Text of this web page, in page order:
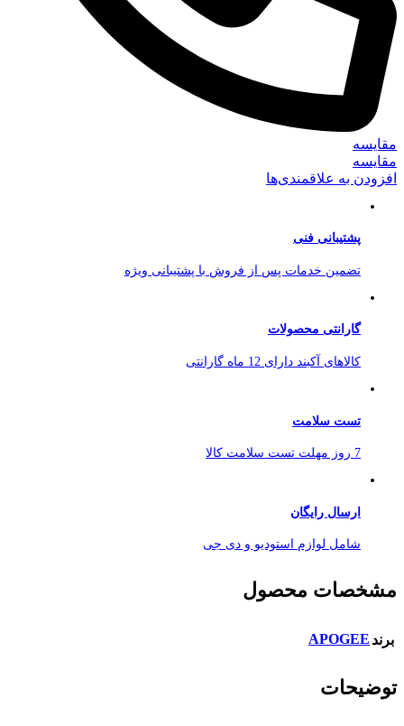
مقایسه
مقایسه
افزودن به علاقمندی‌ها
پشتیبانی فنی
تضمین خدمات پس از فروش با پشتیبانی ویژه
گارانتی محصولات
کالاهای آکبند دارای 12 ماه گارانتی
تست سلامت
7 روز مهلت تست سلامت کالا
ارسال رایگان
شامل لوازم استودیو و دی جی
مشخصات محصول
برند APOGEE
توضیحات